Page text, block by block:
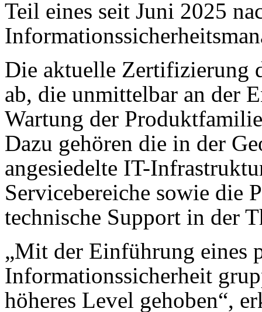
Teil eines seit Juni 2025
Die aktuelle Zertifizierung
ab, die unmittelbar an der
Wartung der
Dazu gehören die in der
angesiedelte IT-
Servicebereiche sowie die
technische Support in der
„Mit der Einführung eines
Informationssicherheit
höheres Level gehoben“,